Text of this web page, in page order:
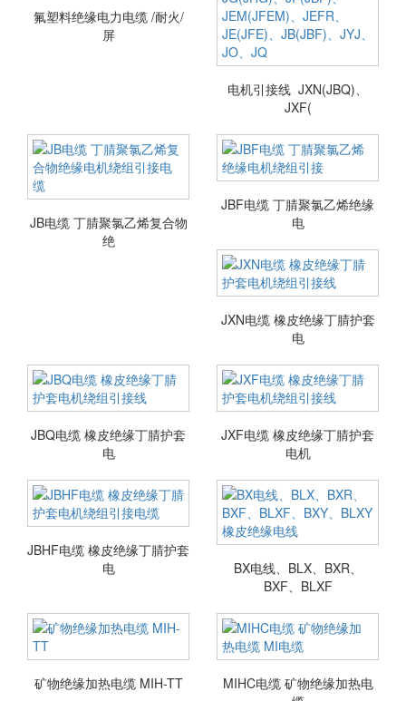
氟塑料绝缘电力电缆 /耐火/
屏
电机引接线 JXN(JBQ)、
JXF(
JB电缆 丁腈聚氯乙烯复合物
绝
JBF电缆 丁腈聚氯乙烯绝缘
电
JXN电缆 橡皮绝缘丁腈护套
电
JBQ电缆 橡皮绝缘丁腈护套
电
JXF电缆 橡皮绝缘丁腈护套
电机
JBHF电缆 橡皮绝缘丁腈护套
电
BX电线、BLX、BXR、
BXF、BLXF
矿物绝缘加热电缆 MIH-TT
MIHC电缆 矿物绝缘加热电